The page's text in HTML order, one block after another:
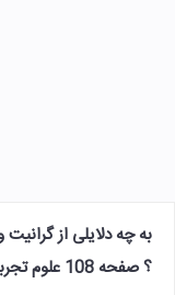
به چه دلایلی از
؟ صفحه 108 علوم تجربی هشتم فکر کنید